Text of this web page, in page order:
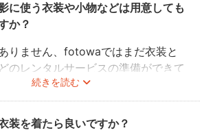
に使う衣装や小物などは用意しても
か？
続きを読む
りません、fotowaではまだ衣装と
のレンタルサービスの準備ができて
せんので、お客様ご自身にご用意をお
おります。
装を着たら良いですか？